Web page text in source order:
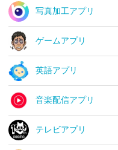
写真加工アプリ
ゲームアプリ
英語アプリ
音楽配信アプリ
テレビアプリ